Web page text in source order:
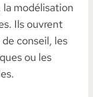
la modélisation
Ils ouvrent
conseil, les
ou les